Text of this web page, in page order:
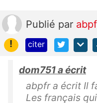
Publié par
!
citer
dom751 a écrit
abpfr a écrit Il
Les français